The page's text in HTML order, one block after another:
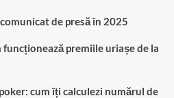
de presă în 2025
premiile uriașe de la
cum îți calculezi numărul de